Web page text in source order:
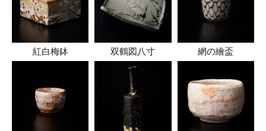
紅白梅鉢 双鶴図八寸 網の繪盃